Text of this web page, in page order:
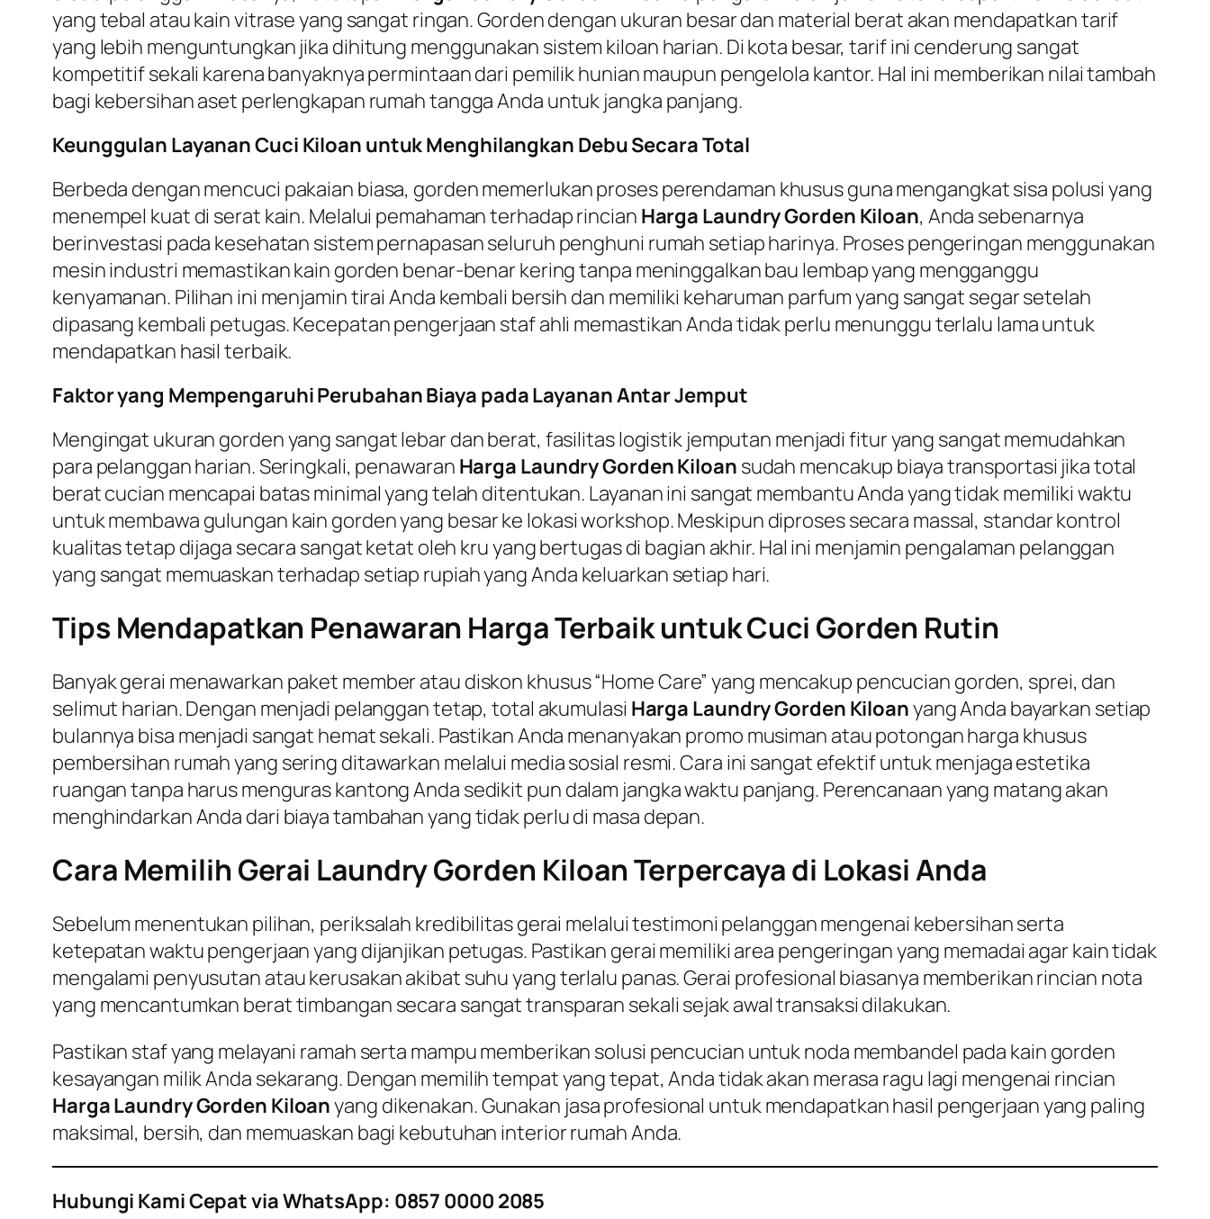
yang tebal atau kain vitrase yang sangat ringan. Gorden dengan ukuran besar dan material berat akan mendapatkan tarif
yang lebih menguntungkan jika dihitung menggunakan sistem kiloan harian. Di kota besar, tarif ini cenderung sangat
kompetitif sekali karena banyaknya permintaan dari pemilik hunian maupun pengelola kantor. Hal ini memberikan nilai tambah
bagi kebersihan aset perlengkapan rumah tangga Anda untuk jangka panjang.
Keunggulan Layanan Cuci Kiloan untuk Menghilangkan Debu Secara Total
Berbeda dengan mencuci pakaian biasa, gorden memerlukan proses perendaman khusus guna mengangkat sisa polusi yang
menempel kuat di serat kain. Melalui pemahaman terhadap rincian Harga Laundry Gorden Kiloan, Anda sebenarnya
berinvestasi pada kesehatan sistem pernapasan seluruh penghuni rumah setiap harinya. Proses pengeringan menggunakan
mesin industri memastikan kain gorden benar-benar kering tanpa meninggalkan bau lembap yang mengganggu
kenyamanan. Pilihan ini menjamin tirai Anda kembali bersih dan memiliki keharuman parfum yang sangat segar setelah
dipasang kembali petugas. Kecepatan pengerjaan staf ahli memastikan Anda tidak perlu menunggu terlalu lama untuk
mendapatkan hasil terbaik.
Faktor yang Mempengaruhi Perubahan Biaya pada Layanan Antar Jemput
Mengingat ukuran gorden yang sangat lebar dan berat, fasilitas logistik jemputan menjadi fitur yang sangat memudahkan
para pelanggan harian. Seringkali, penawaran Harga Laundry Gorden Kiloan sudah mencakup biaya transportasi jika total
berat cucian mencapai batas minimal yang telah ditentukan. Layanan ini sangat membantu Anda yang tidak memiliki waktu
untuk membawa gulungan kain gorden yang besar ke lokasi workshop. Meskipun diproses secara massal, standar kontrol
kualitas tetap dijaga secara sangat ketat oleh kru yang bertugas di bagian akhir. Hal ini menjamin pengalaman pelanggan
yang sangat memuaskan terhadap setiap rupiah yang Anda keluarkan setiap hari.
Tips Mendapatkan Penawaran Harga Terbaik untuk Cuci Gorden Rutin
Banyak gerai menawarkan paket member atau diskon khusus “Home Care” yang mencakup pencucian gorden, sprei, dan
selimut harian. Dengan menjadi pelanggan tetap, total akumulasi Harga Laundry Gorden Kiloanyang Anda bayarkan setiap
bulannya bisa menjadi sangat hemat sekali. Pastikan Anda menanyakan promo musiman atau potongan harga khusus
pembersihan rumah yang sering ditawarkan melalui media sosial resmi. Cara ini sangat efektif untuk menjaga estetika
ruangan tanpa harus menguras kantong Anda sedikit pun dalam jangka waktu panjang. Perencanaan yang matang akan
menghindarkan Anda dari biaya tambahan yang tidak perlu di masa depan.
Cara Memilih Gerai Laundry Gorden Kiloan Terpercaya di Lokasi Anda
Sebelum menentukan pilihan, periksalah kredibilitas gerai melalui testimoni pelanggan mengenai kebersihan serta
ketepatan waktu pengerjaan yang dijanjikan petugas. Pastikan gerai memiliki area pengeringan yang memadai agar kain tidak
mengalami penyusutan atau kerusakan akibat suhu yang terlalu panas. Gerai profesional biasanya memberikan rincian nota
yang mencantumkan berat timbangan secara sangat transparan sekali sejak awal transaksi dilakukan.
Pastikan staf yang melayani ramah serta mampu memberikan solusi pencucian untuk noda membandel pada kain gorden
kesayangan milik Anda sekarang. Dengan memilih tempat yang tepat, Anda tidak akan merasa ragu lagi mengenai rincian
Harga Laundry Gorden Kiloanyang dikenakan. Gunakan jasa profesional untuk mendapatkan hasil pengerjaan yang paling
maksimal, bersih, dan memuaskan bagi kebutuhan interior rumah Anda.
Hubungi Kami Cepat via WhatsApp: 0857 0000 2085